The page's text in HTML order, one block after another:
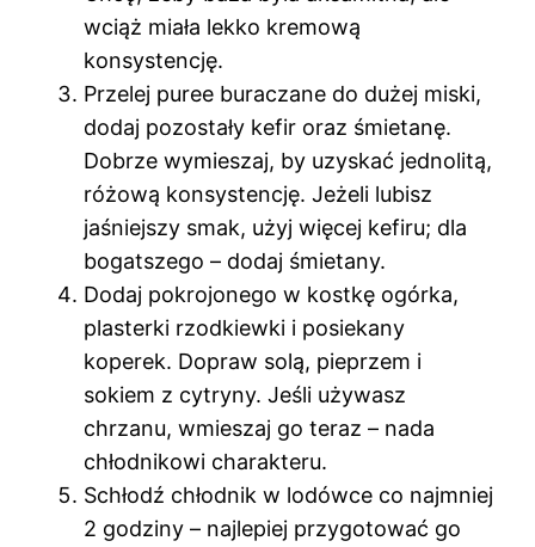
wciąż miała lekko kremową
konsystencję.
Przelej puree buraczane do dużej miski,
dodaj pozostały kefir oraz śmietanę.
Dobrze wymieszaj, by uzyskać jednolitą,
różową konsystencję. Jeżeli lubisz
jaśniejszy smak, użyj więcej kefiru; dla
bogatszego – dodaj śmietany.
Dodaj pokrojonego w kostkę ogórka,
plasterki rzodkiewki i posiekany
koperek. Dopraw solą, pieprzem i
sokiem z cytryny. Jeśli używasz
chrzanu, wmieszaj go teraz – nada
chłodnikowi charakteru.
Schłodź chłodnik w lodówce co najmniej
2 godziny – najlepiej przygotować go